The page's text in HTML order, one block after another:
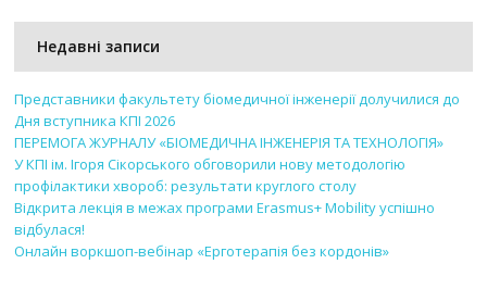
Недавні записи
Представники факультету біомедичної інженерії долучилися до
Дня вступника КПІ 2026
ПЕРЕМОГА ЖУРНАЛУ «БІОМЕДИЧНА ІНЖЕНЕРІЯ ТА ТЕХНОЛОГІЯ»
У КПІ ім. Ігоря Сікорського обговорили нову методологію
профілактики хвороб: результати круглого столу
Відкрита лекція в межах програми Erasmus+ Mobility успішно
відбулася!
Онлайн воркшоп-вебінар «Ерготерапія без кордонів»